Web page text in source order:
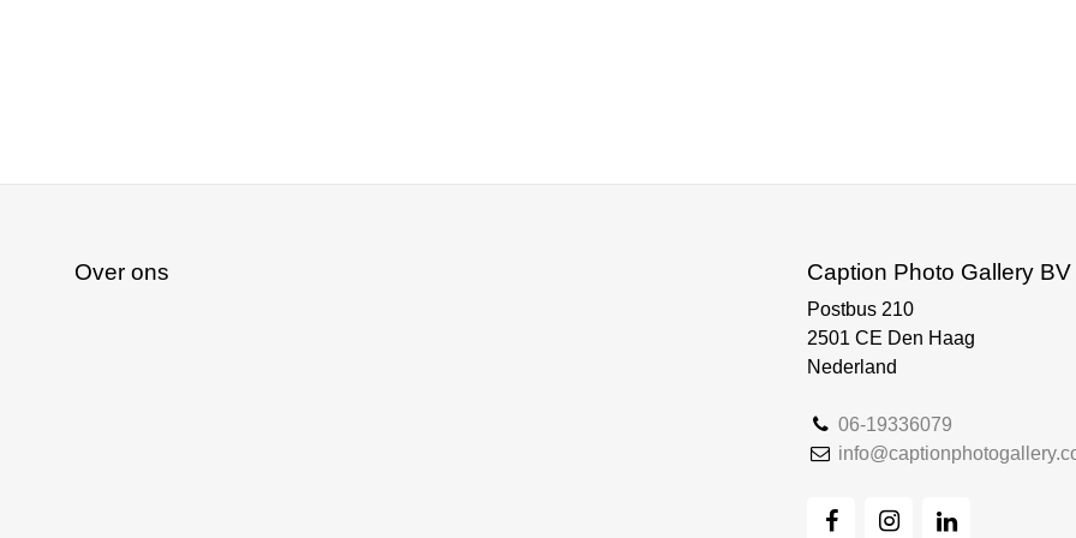
Over ons Caption Photo Gallery BV
Postbus 210
2501 CE Den Haag
Nederland
06-19336079